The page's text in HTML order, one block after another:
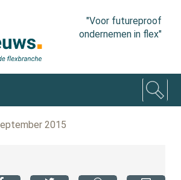
"Voor futureproof
ondernemen in flex"
2015